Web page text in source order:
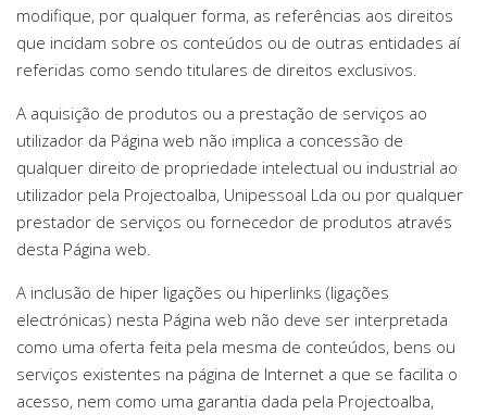
modifique, por qualquer forma, as referências aos direitos
que incidam sobre os conteúdos ou de outras entidades aí
referidas como sendo titulares de direitos exclusivos.
A aquisição de produtos ou a prestação de serviços ao
utilizador da Página web não implica a concessão de
qualquer direito de propriedade intelectual ou industrial ao
utilizador pela Projectoalba, Unipessoal Lda ou por qualquer
prestador de serviços ou fornecedor de produtos através
desta Página web.
A inclusão de hiper ligações ou hiperlinks (ligações
electrónicas) nesta Página web não deve ser interpretada
como uma oferta feita pela mesma de conteúdos, bens ou
serviços existentes na página de Internet a que se facilita o
acesso, nem como uma garantia dada pela Projectoalba,